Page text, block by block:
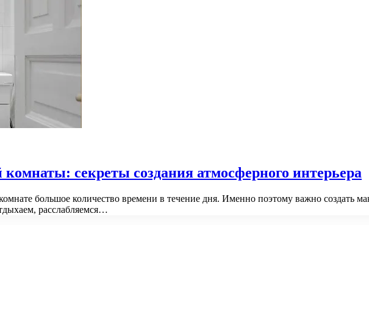
секреты создания атмосферного интерьера
большое количество времени в течение дня. Именно поэтому важно создать
расслабляемся…